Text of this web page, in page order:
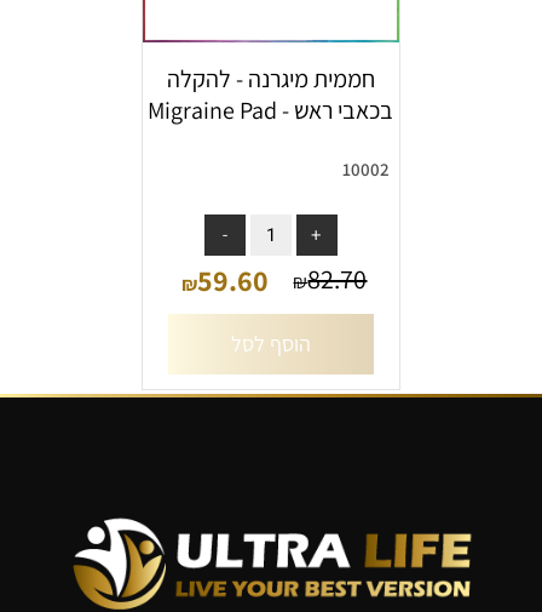
חממית מיגרנה - להקלה
בכאבי ראש - Migraine Pad
10002
₪82.70
₪59.60
הוסף לסל